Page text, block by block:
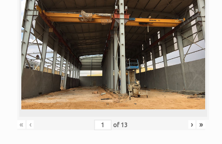
« ‹ of 13 › »